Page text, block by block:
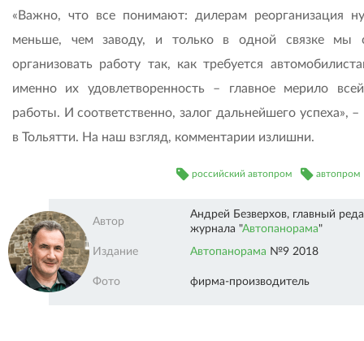
«Важно, что все понимают: дилерам реорганизация
меньше, чем заводу, и только в одной связке мы
организовать работу так, как требуется
именно их удовлетворенность – главное мерило
работы. И соответственно, залог дальнейшего успеха», –
в Тольятти. На наш взгляд, комментарии излишни.
автопром
российский автопром
Автопанорама"" />
Автор
Андрей Безверхов, главный
журнала "Автопанорама"
Издание
Автопанорама №9 2018
Фото фирма-производитель